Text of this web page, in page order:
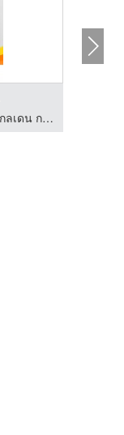
รับติดตั้งกระจกอลูมิเนียม - เอส ที โกลเดน กลาส